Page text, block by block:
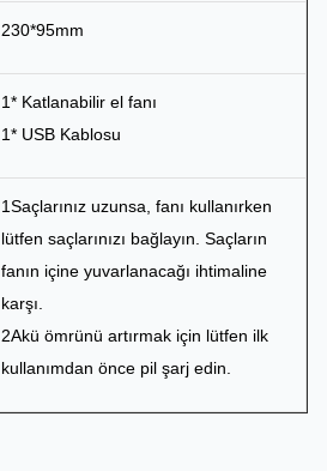
230*95mm
1* Katlanabilir el fanı
1* USB Kablosu
1Saçlarınız uzunsa, fanı kullanırken
lütfen saçlarınızı bağlayın. Saçların
fanın içine yuvarlanacağı ihtimaline
karşı.
2Akü ömrünü artırmak için lütfen ilk
kullanımdan önce pil şarj edin.